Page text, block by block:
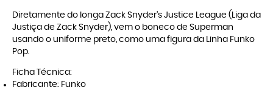
Diretamente do longa Zack Snyder's Justice League (Liga da
Justiça de Zack Snyder), vem o boneco de Superman
usando o uniforme preto, como uma figura da Linha Funko
Pop.
Ficha Técnica:
Fabricante: Funko